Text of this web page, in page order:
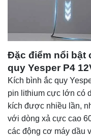
Đặc điểm nổi bật
quy Yesper P4
Kích bình ắc quy
pin lithium cực lớn có
kích được nhiều lần,
với dòng xả cực cao
các động cơ máy dầu